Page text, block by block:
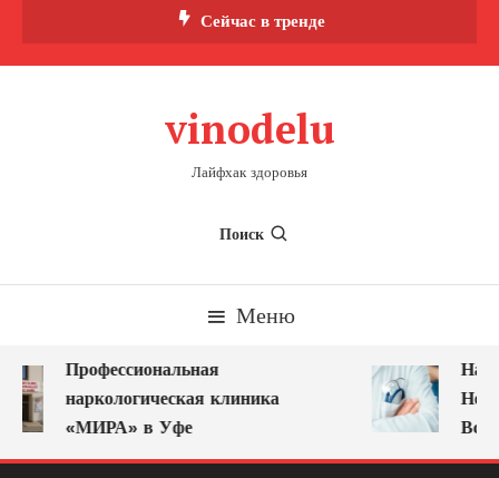
Сейчас в тренде
vinodelu
Лайфхак здоровья
Поиск
Меню
Профессиональная
наркологическая клиника
«МИРА» в Уфе